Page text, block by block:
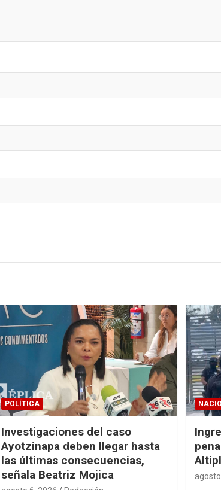
POLÍTICA
Investigaciones del caso
Ayotzinapa deben llegar hasta
las últimas consecuencias,
señala Beatriz Mojica